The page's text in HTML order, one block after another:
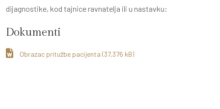
dijagnostike, kod tajnice ravnatelja ili u nastavku:
Dokumenti
Obrazac pritužbe pacijenta (37,376 kB)